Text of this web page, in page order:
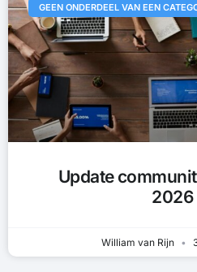
GEEN ONDERDEEL VAN EEN
Update
2026
William van Rijn